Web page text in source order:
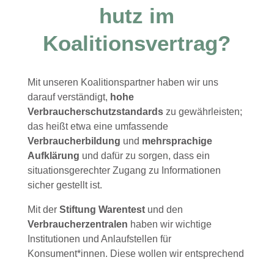
hutz im
Koalitionsvertrag?
Mit unseren Koalitionspartner haben wir uns
darauf verständigt, hohe
Verbraucherschutzstandardszu gewährleisten;
das heißt etwa eine umfassende
Verbraucherbildung und mehrsprachige
Aufklärung und dafür zu sorgen, dass ein
situationsgerechter Zugang zu Informationen
sicher gestellt ist.
Mit der Stiftung Warentestund den
Verbraucherzentralen haben wir wichtige
Institutionen und Anlaufstellen für
Konsument*innen. Diese wollen wir entsprechend